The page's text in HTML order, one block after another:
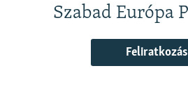
Szabad Európa
Feliratkozás